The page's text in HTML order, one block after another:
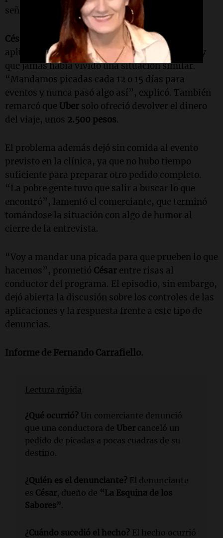
señaló.
César
aclaró que trabaja habitualmente con
aplicaciones de traslado para mandar pedidos y
que jamás había vivido una situación similar.
“Mandamos picadas cada 12 o 15 días para
eventos y nunca pasó algo así”, explicó. También
remarcó que Uber solo ofreció devolver el dinero
del viaje, unos 2.500 pesos.
El problema además dejó sin comida al evento
previsto en la clínica, ya que no hubo tiempo
suficiente para preparar otro pedido completo.
“La pobre gente tuvo que salir a buscar lo que
encontró”, lamentó el comerciante, que terminó
tomándose la situación con algo de humor al
cierre de la entrevista.
“Voy a mandar una picada para que prueben lo que
hacemos”, prometió César entre risas al
conductor del programa. El episodio, sin embargo,
dejó abierta la discusión sobre los controles de las
aplicaciones y la respuesta frente a este tipo de
denuncias.
Informe de Fernando Carrafiello.
Lectura rápida
¿Qué ocurrió? Un comerciante denunció
que una conductora de Uber canceló un
pedido de picadas a pocas cuadras de su
destino.
¿Quién es el denunciante? El denunciante
es César, dueño de “La Esquina de los
Sabores”.
¿Cuándo sucedió el hecho? El hecho ocurrió